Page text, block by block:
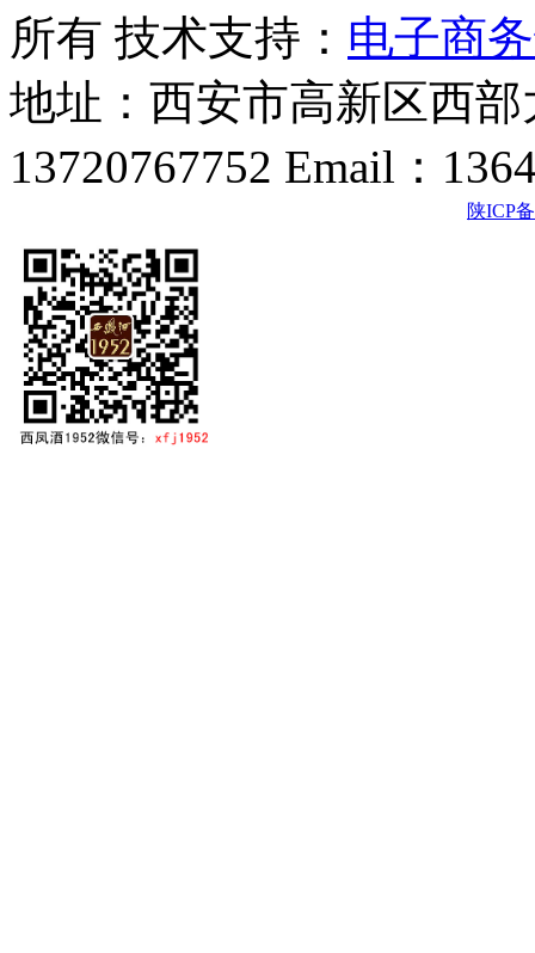
所有 技术支持： 电子商
地址：西安市高新区西
13720767752 Email：
陕ICP